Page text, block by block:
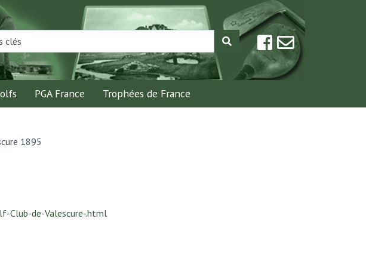
PGA France Trophées de France
1895
Club-de-Valescure-.html